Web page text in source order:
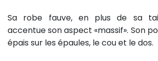
Sa robe fauve, en plus de sa
accentue son aspect «massif». Son
épais sur les épaules, le cou et le dos.